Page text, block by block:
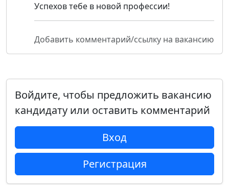
Успехов тебе в новой профессии!
Добавить комментарий/ссылку на вакансию
Войдите, чтобы предложить вакансию
кандидату или оставить комментарий
Вход
Регистрация